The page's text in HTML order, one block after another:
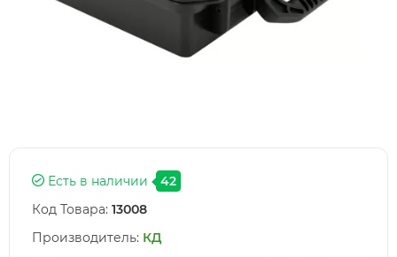
Есть в наличии
42
Код Товара: 13008
Производитель: КД